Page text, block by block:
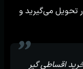
تحویل می‌گیرید و
اقساطی گیر